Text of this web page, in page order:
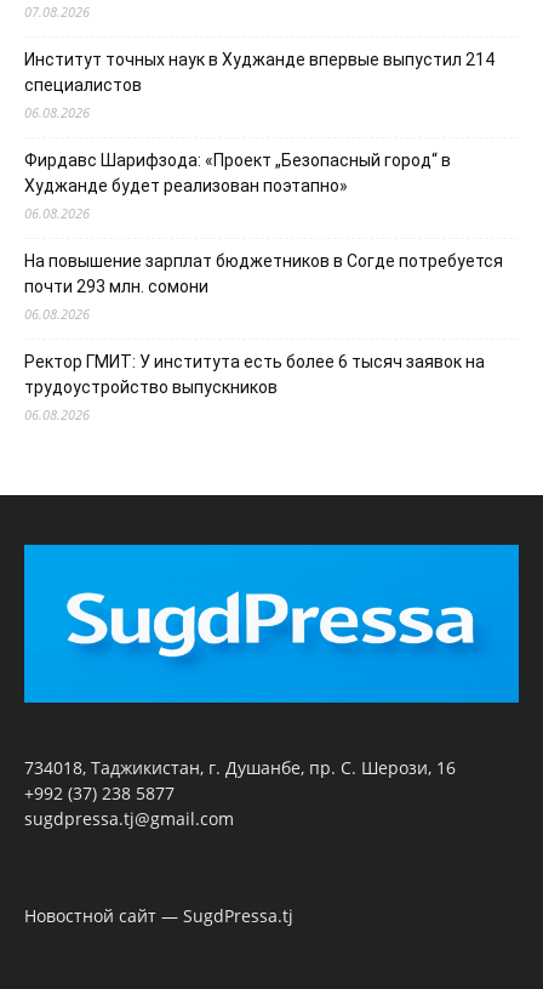
07.08.2026
Институт точных наук в Худжанде впервые выпустил 214
специалистов
06.08.2026
Фирдавс Шарифзода: «Проект „Безопасный город“ в
Худжанде будет реализован поэтапно»
06.08.2026
На повышение зарплат бюджетников в Согде потребуется
почти 293 млн. сомони
06.08.2026
Ректор ГМИТ: У института есть более 6 тысяч заявок на
трудоустройство выпускников
06.08.2026
734018, Таджикистан, г. Душанбе, пр. С. Шерози, 16
+992 (37) 238 5877
sugdpressa.tj@gmail.com
Новостной сайт — SugdPressa.tj